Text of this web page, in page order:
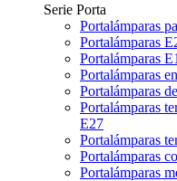
Serie Porta
Portalámparas
Portalámparas
Portalámparas
Portalámparas
Portalámparas
Portalámparas
E27
Portalámparas
Portalámparas
Portalámparas